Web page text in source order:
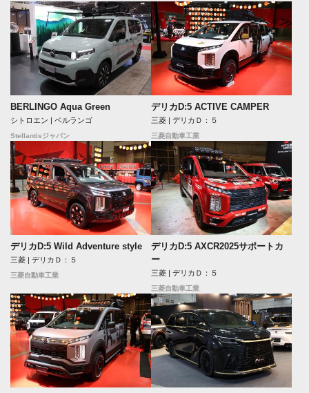
BERLINGO Aqua Green
シトロエン | ベルランゴ
Stellantisジャパン
デリカD:5 ACTIVE CAMPER
三菱 | デリカＤ：５
三菱自動車工業
デリカD:5 Wild Adventure style
三菱 | デリカＤ：５
三菱自動車工業
デリカD:5 AXCR2025サポートカ
ー
三菱 | デリカＤ：５
三菱自動車工業